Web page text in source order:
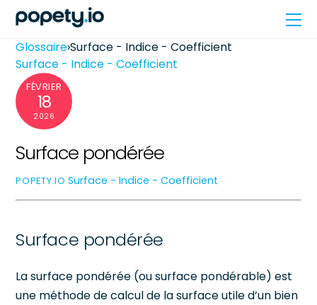
Skip
content
Glossaire›Surface - Indice - Coefficient
Surface - Indice - Coefficient
FÉVRIER
18
2026
Surface pondérée
POPETY.IO Surface - Indice - Coefficient
Surface pondérée
La surface pondérée (ou surface pondérable) est
une méthode de calcul de la surface utile d’un bien